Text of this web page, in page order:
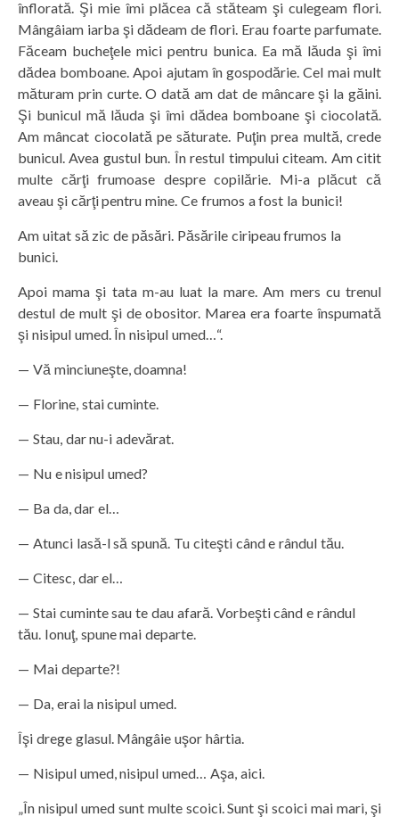
înflorată. Şi mie îmi plăcea că stăteam şi culegeam flori.
Mângâiam iarba şi dădeam de flori. Erau foarte parfumate.
Făceam bucheţele mici pentru bunica. Ea mă lăuda şi îmi
dădea bomboane. Apoi ajutam în gospodărie. Cel mai mult
măturam prin curte. O dată am dat de mâncare şi la găini.
Şi bunicul mă lăuda şi îmi dădea bomboane şi ciocolată.
Am mâncat ciocolată pe săturate. Puţin prea multă, crede
bunicul. Avea gustul bun. În restul timpului citeam. Am citit
multe cărţi frumoase despre copilărie. Mi-a plăcut că
aveau şi cărţi pentru mine. Ce frumos a fost la bunici!
Am uitat să zic de păsări. Păsările ciripeau frumos la
bunici.
Apoi mama şi tata m-au luat la mare. Am mers cu trenul
destul de mult şi de obositor. Marea era foarte înspumată
şi nisipul umed. În nisipul umed…“.
— Vă minciuneşte, doamna!
— Florine, stai cuminte.
— Stau, dar nu-i adevărat.
— Nu e nisipul umed?
— Ba da, dar el…
— Atunci lasă-l să spună. Tu citeşti când e rândul tău.
— Citesc, dar el…
— Stai cuminte sau te dau afară. Vorbeşti când e rândul
tău. Ionuţ, spune mai departe.
— Mai departe?!
— Da, erai la nisipul umed.
Îşi drege glasul. Mângâie uşor hârtia.
— Nisipul umed, nisipul umed… Aşa, aici.
„În nisipul umed sunt multe scoici. Sunt şi scoici mai mari, şi